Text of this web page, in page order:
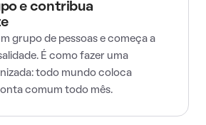
e contribua
grupo de pessoas e começa a
É como fazer uma
todo mundo coloca
comum todo mês.